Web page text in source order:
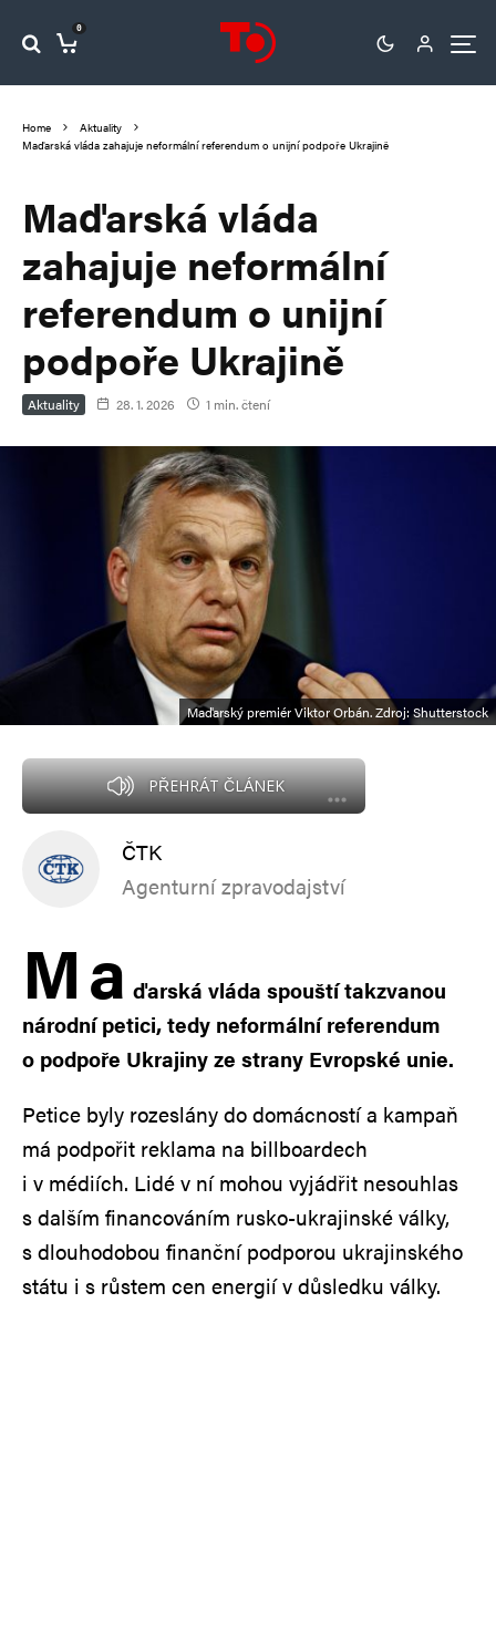
0
Home
Aktuality
Maďarská vláda zahajuje neformální referendum o unijní podpoře Ukrajině
Maďarská vláda
zahajuje neformální
referendum o unijní
podpoře Ukrajině
Aktuality 28. 1. 2026 1 min. čtení
Maďarský premiér Viktor Orbán. Zdroj: Shutterstock
PŘEHRÁT ČLÁNEK
ČTK
Agenturní zpravodajství
Ma ďarská vláda spouští takzvanou
národní petici, tedy neformální referendum
o podpoře Ukrajiny ze strany Evropské unie.
Petice byly rozeslány do domácností a kampaň
má podpořit reklama na billboardech
i v médiích. Lidé v ní mohou vyjádřit nesouhlas
s dalším financováním rusko-ukrajinské války,
s dlouhodobou finanční podporou ukrajinského
státu i s růstem cen energií v důsledku války.